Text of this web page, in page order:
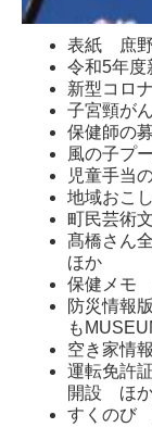
表紙 庶野
令和5年
新型コロ
子宮頸が
保健師の
風の子プ
児童手当
地域おこ
町民芸術
髙橋さん
ほか
保健メモ
防災情報
も
空き家情
運転免許
開設 ほ
すくのび